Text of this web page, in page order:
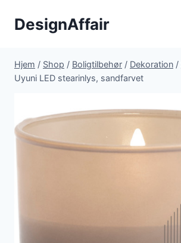
DesignAffair
Hjem / Shop / Boligtilbehør / Dekoration /
Uyuni LED stearinlys, sandfarvet